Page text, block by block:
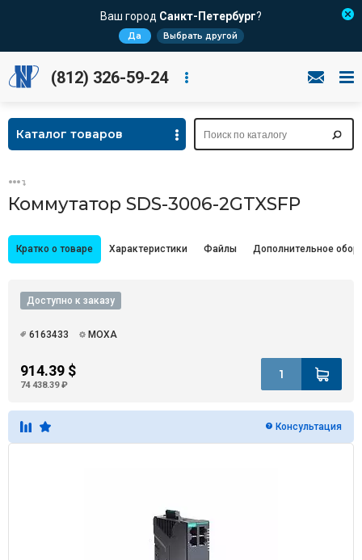
Ваш город Санкт-Петербург?
Да Выбрать другой
(812) 326-59-24
Каталог товаров
Коммутатор SDS-3006-2GTXSFP
Кратко о товаре Характеристики Файлы Дополнительное
Доступно к заказу
6163433 MOXA
914.39 $
74 438.39 ₽
Консультация